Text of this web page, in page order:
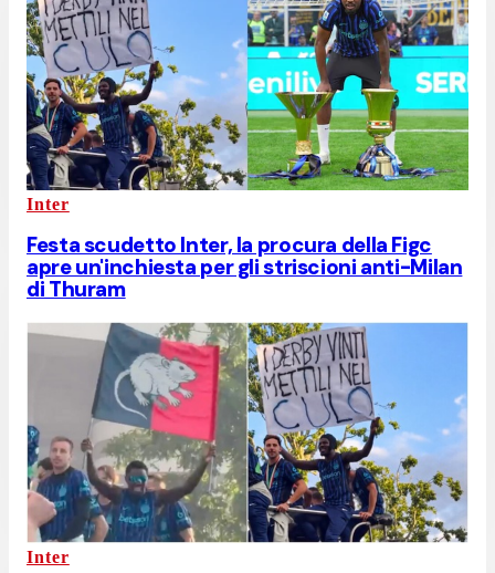
Inter
Festa scudetto Inter, la procura della Figc
apre un'inchiesta per gli striscioni anti-Milan
di Thuram
Inter